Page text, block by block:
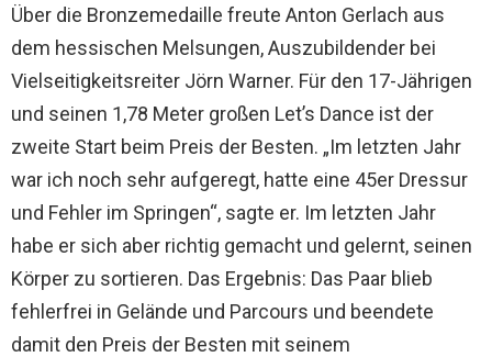
Über die Bronzemedaille freute Anton Gerlach aus
dem hessischen Melsungen, Auszubildender bei
Vielseitigkeitsreiter Jörn Warner. Für den 17-Jährigen
und seinen 1,78 Meter großen Let’s Dance ist der
zweite Start beim Preis der Besten. „Im letzten Jahr
war ich noch sehr aufgeregt, hatte eine 45er Dressur
und Fehler im Springen“, sagte er. Im letzten Jahr
habe er sich aber richtig gemacht und gelernt, seinen
Körper zu sortieren. Das Ergebnis: Das Paar blieb
fehlerfrei in Gelände und Parcours und beendete
damit den Preis der Besten mit seinem